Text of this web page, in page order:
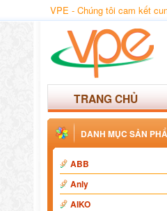
VPE - Chúng tôi cam kết
TRANG CHỦ
DANH MỤC SẢN
ABB
Anly
AIKO